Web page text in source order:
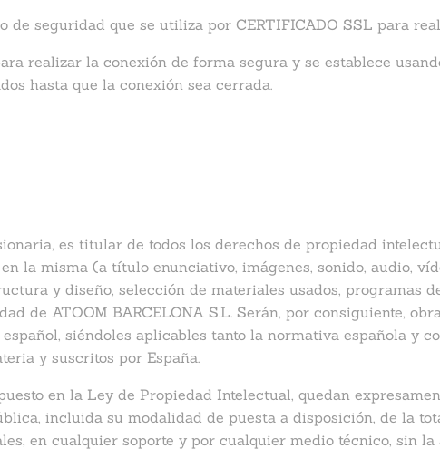
de seguridad que se utiliza por CERTIFICADO SSL para
realizar la conexión de forma segura y se establece
hasta que la conexión sea cerrada.
es titular de todos los derechos de propiedad
la misma (a título enunciativo, imágenes, sonido, audio,
y diseño, selección de materiales usados, programas
de ATOOM BARCELONA S.L. Serán, por consiguiente,
siéndoles aplicables tanto la normativa española y
y suscritos por España.
en la Ley de Propiedad Intelectual, quedan
incluida su modalidad de puesta a disposición, de la
en cualquier soporte y por cualquier medio técnico, sin la